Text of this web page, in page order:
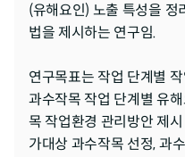
(유해요인) 노출 특성을 정
법을 제시하는 연구임.
연구목표는 작업 단계별
과수작목 작업 단계별 유
목 작업환경 관리방안 제
가대상 과수작목 선정, 과